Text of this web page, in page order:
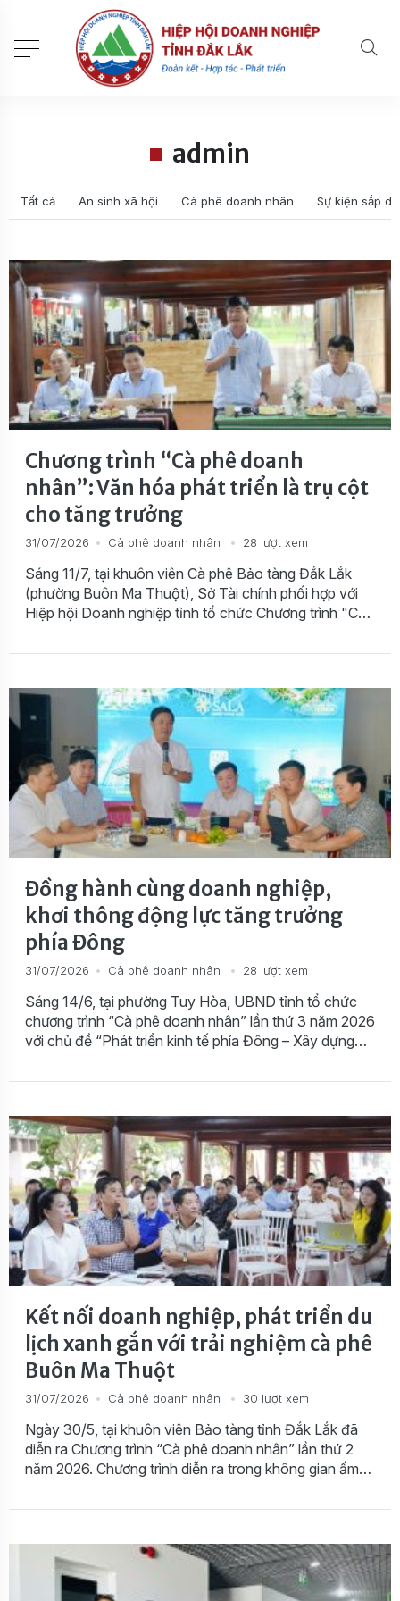
admin
Tất cả An sinh xã hội Cà phê doanh nhân Sự kiện sắp
Chương trình “Cà phê doanh
nhân”: Văn hóa phát triển là trụ cột
cho tăng trưởng
31/07/2026 Cà phê doanh nhân 28 lượt xem
Sáng 11/7, tại khuôn viên Cà phê Bảo tàng Đắk Lắk
(phường Buôn Ma Thuột), Sở Tài chính phối hợp với
Hiệp hội Doanh nghiệp tỉnh tổ chức Chương trình "Cà
dựng văn hóa phát triển - Trụ cột cho tăng trưởng kinh
Đồng hành cùng doanh nghiệp,
khơi thông động lực tăng trưởng
phía Đông
31/07/2026 Cà phê doanh nhân 28 lượt xem
Sáng 14/6, tại phường Tuy Hòa, UBND tỉnh tổ chức
chương trình “Cà phê doanh nhân” lần thứ 3 năm 2026
với chủ đề “Phát triển kinh tế phía Đông – Xây dựng
tỉnh gặp gỡ, đối thoại, lắng nghe và tháo gỡ […]
Kết nối doanh nghiệp, phát triển du
lịch xanh gắn với trải nghiệm cà phê
Buôn Ma Thuột
31/07/2026 Cà phê doanh nhân 30 lượt xem
Ngày 30/5, tại khuôn viên Bảo tàng tỉnh Đắk Lắk đã
diễn ra Chương trình “Cà phê doanh nhân” lần thứ 2
năm 2026. Chương trình diễn ra trong không gian ấm
phát triển bền vững của Đắk Lắk. Đây cũng là […]